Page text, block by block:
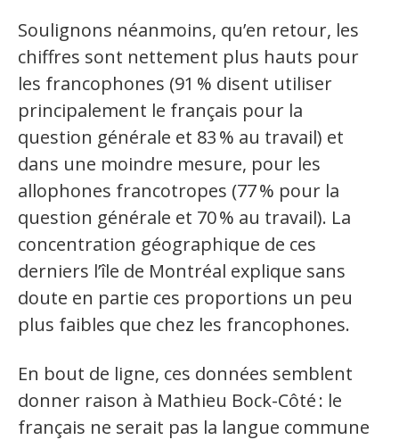
Soulignons néanmoins, qu’en retour, les
chiffres sont nettement plus hauts pour
les francophones (91 % disent utiliser
principalement le français pour la
question générale et 83% au travail) et
dans une moindre mesure, pour les
allophones francotropes (77% pour la
question générale et 70% au travail). La
concentration géographique de ces
derniers l’île de Montréal explique sans
doute en partie ces proportions un peu
plus faibles que chez les francophones.
En bout de ligne, ces données semblent
donner raison à Mathieu Bock-Côté: le
français ne serait pas la langue commune